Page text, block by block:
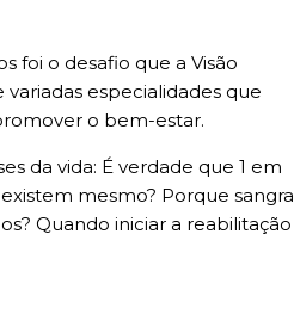
foi o desafio que a Visão
especialidades que
o bem-estar.
da vida: É verdade que 1 em
mesmo? Porque sangra
Quando iniciar a reabilitação